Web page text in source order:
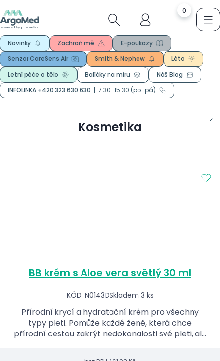
0
Novinky Zachraň mě
E-poukazy
Senzor CareSens Air
Smith & Nephew
Léto
Letní péče o tělo
Balíčky na míru
Náš Blog
INFOLINKA +420 323 630 630 | 7:30–15:30 (po–pá)
Kosmetika
BB krém s Aloe vera světlý 30 ml
KÓD: N0143DSkladem 3 ks
Přírodní krycí a hydratační krém pro všechny
typy pleti. Pomůže každé ženě, která chce
přírodní cestou zakrýt nedokonalosti své pleti, ale